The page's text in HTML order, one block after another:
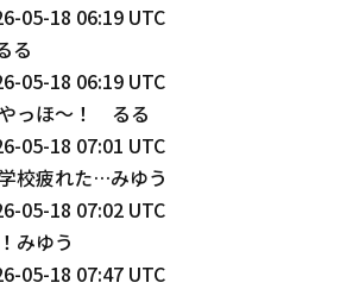
05-18 06:19 UTC
る
05-18 06:19 UTC
っほ〜！ るる
05-18 07:01 UTC
校疲れた…みゆう
05-18 07:02 UTC
みゆう
05-18 07:47 UTC